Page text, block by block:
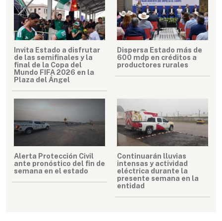
Invita Estado a disfrutar
de las semifinales y la
final de la Copa del
Mundo FIFA 2026 en la
Plaza del Ángel
Dispersa Estado más de
600 mdp en créditos a
productores rurales
Alerta Protección Civil
ante pronóstico del fin de
semana en el estado
Continuarán lluvias
intensas y actividad
eléctrica durante la
presente semana en la
entidad